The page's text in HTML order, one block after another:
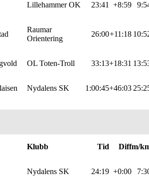
Lillehammer OK 23:41 +8:59
Raumar
Orientering
26:00+11:18
OL Toten-Troll 33:13+18:31
Nydalens SK 1:00:45+46:03
Klubb Tid Diffm/
Nydalens SK 24:19 +0:00